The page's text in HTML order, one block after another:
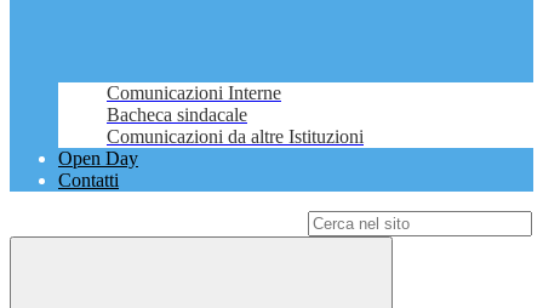
Comunicazioni Interne
Bacheca sindacale
Comunicazioni da altre Istituzioni
Open Day
Contatti